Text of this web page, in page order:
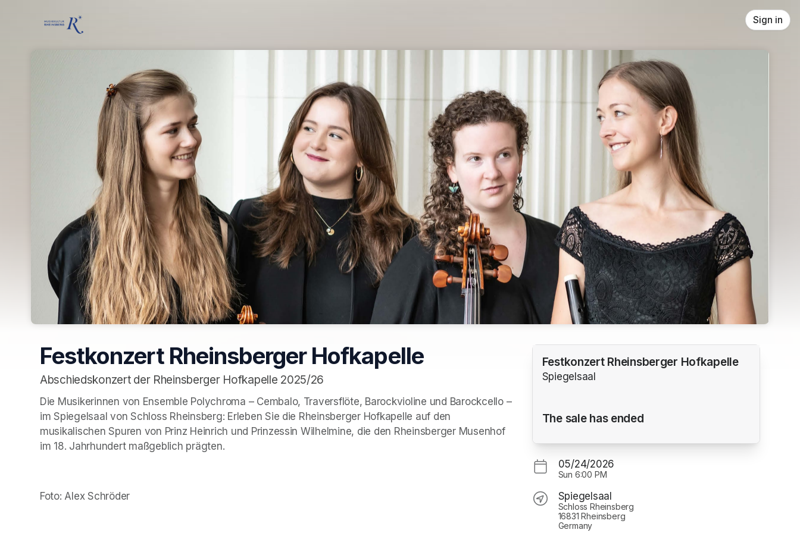
Sign in
Festkonzert Rheinsberger Hofkapelle
Abschiedskonzert der Rheinsberger Hofkapelle 2025/26
Die Musikerinnen von Ensemble Polychroma – Cembalo, Traversflöte, Barockvioline und Barockcello –
im Spiegelsaal von Schloss Rheinsberg: Erleben Sie die Rheinsberger Hofkapelle auf den
musikalischen Spuren von Prinz Heinrich und Prinzessin Wilhelmine, die den Rheinsberger Musenhof
im 18. Jahrhundert maßgeblich prägten.
Foto: Alex Schröder
Festkonzert Rheinsberger Hofkapelle
Spiegelsaal
The sale has ended
05/24/2026
Sun 6:00 PM
Spiegelsaal
Schloss Rheinsberg
16831 Rheinsberg
Germany